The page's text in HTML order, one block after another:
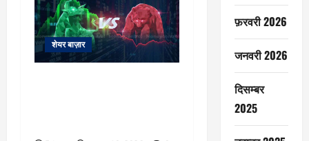
शेयर बाज़ार
फ़रवरी 2026
जनवरी 2026
दिसम्बर
2025